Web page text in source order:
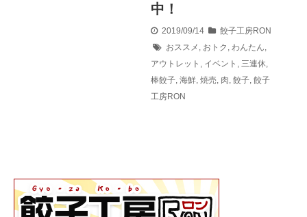
中！
2019/09/14
餃子工房RON
おススメ
おトク わんたん
アウトレット
イベント 三連休
棒餃子 海鮮 焼売 肉 餃子 餃子
工房RON